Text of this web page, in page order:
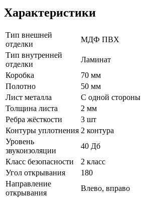
Характеристики
Тип внешней
отделки
МДФ ПВХ
Тип внутренней
отделки
Ламинат
Коробка
70 мм
Полотно
50 мм
Лист металла
С одной стороны
Толщина листа
2 мм
Ребра жёсткости
3 шт
Контуры уплотнения 2 контура
Уровень
звукоизоляции
40 Дб
Класс безопасности
2 класс
Угол открывания
180
Направление
открывания
Влево, вправо